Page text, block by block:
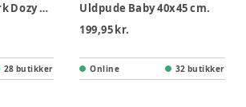
Quilts of Denmark Dozy Baby Pude 40x45 cm
28 butikker
Uldpude Baby 40x45 cm.
199,95 kr.
Online 32 butikker